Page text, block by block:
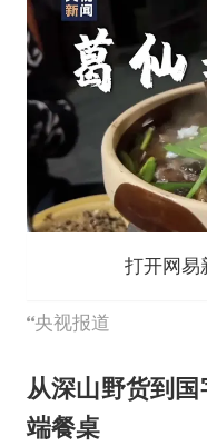
打开网易
央视报道
从深山野货到
端餐桌